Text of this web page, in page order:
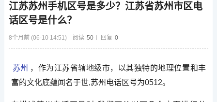
江苏苏州手机区号是多少？江苏省苏州市区电
话区号是什么？
8个月前 (06-10 14:51) 阅读 50 回复 0
苏州 ，作为江苏省辖地级市，以其独特的地理位置和丰
富的文化底蕴闻名于世,苏州电话区号为0512。